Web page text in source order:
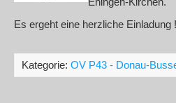
Es ergeht eine herzliche Einladung !
Kategorie: OV P43 - Donau-